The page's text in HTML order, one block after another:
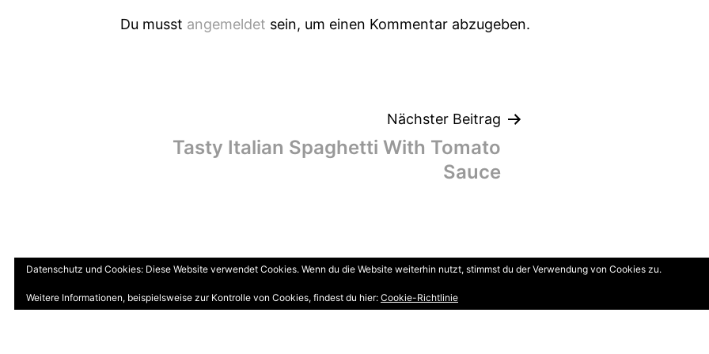
Du musst angemeldet sein, um einen Kommentar abzugeben.
BeitragsnavigationNächster Beitrag
Tasty Italian Spaghetti With Tomato
Sauce
Datenschutz und Cookies: Diese Website verwendet Cookies. Wenn du die Website weiterhin nutzt, stimmst du der Verwendung von Cookies zu.
Weitere Informationen, beispielsweise zur Kontrolle von Cookies, findest du hier: Cookie-Richtlinie